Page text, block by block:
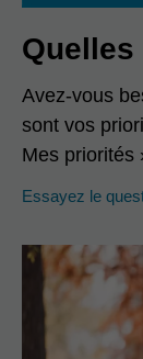
Avez-vous
sont vos
Mes priorités
Essayez le